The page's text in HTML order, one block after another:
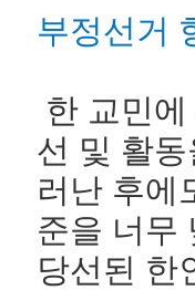
부정선거
한 교민
선 및 활
러난 후에
준을 너무
당선된 한